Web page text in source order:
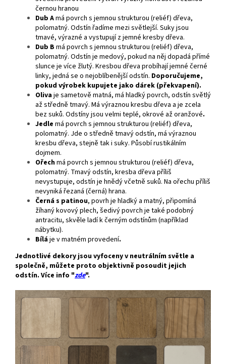
černou hranou
Dub Amá povrch s jemnou strukturou (reliéf) dřeva,
polomatný. Odstín řadíme mezi světlejší. Suky jsou
tmavé, výrazné a vystupují z jemné kresby dřeva.
Dub B má povrch s jemnou strukturou (reliéf) dřeva,
polomatný. Odstín je medový, pokud na něj dopadá přímé
slunce je více žlutý. Kresbou dřeva probíhají jemné černé
linky, jedná se o nejoblíbenější odstín. Doporučujeme,
pokud výrobek kupujete jako dárek (překvapení).
Olivaje sametově matná, má hladký povrch, odstín světlý
až středně tmavý. Má výraznou kresbu dřeva a je zcela
bez suků. Odstíny jsou velmi teplé, okrové až oranžové.
Jedle má povrch s jemnou strukturou (reliéf) dřeva,
polomatný. Jde o středně tmavý odstín, má výraznou
kresbu dřeva, stejně tak i suky. Působí rustikálním
dojmem.
Ořechmá povrch s jemnou strukturou (reliéf) dřeva,
polomatný. Tmavý odstín, kresba dřeva příliš
nevystupuje, odstín je hnědý včetně suků. Na ořechu příliš
nevyniká řezaná (černá) hrana.
Černá s patinou, povrh je hladký a matný, připomíná
žíhaný kovový plech, šedivý povrch je také podobný
antracitu, skvěle ladí k černým odstínům (například
nábytku).
Bíláje v matném provedení.
Jednotlivé dekory jsou vyfoceny v neutrálním světle a
společně, můžete proto objektivně posoudit jejich
odstín. Více info "zde".